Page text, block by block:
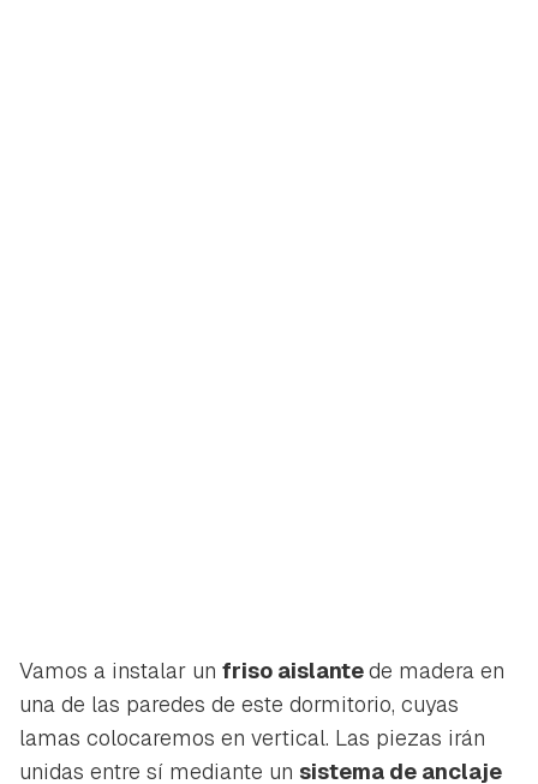
Vamos a instalar un friso aislantede madera en
una de las paredes de este dormitorio, cuyas
lamas colocaremos en vertical. Las piezas irán
unidas entre sí mediante un sistema de anclaje